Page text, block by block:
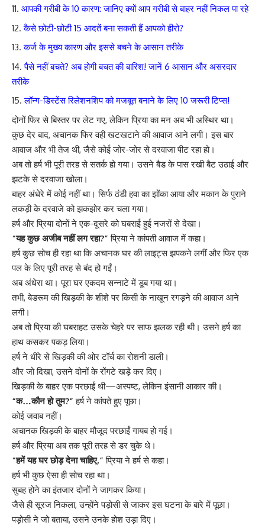
आपकी गरीबी के 10 कारण: जानिए क्यों आप गरीबी से बाहर नहीं निकल पा रहे
कैसे छोटी-छोटी 15 आदतें बना सकती हैं आपको हीरो?
कर्ज के मुख्य कारण और इससे बचने के आसान तरीके
पैसे नहीं बचते? अब होगी बचत की बारिश! जानें 6 आसान और असरदार
तरीके
लॉन्ग-डिस्टेंस रिलेशनशिप को मजबूत बनाने के लिए 10 जरूरी टिप्स!
दोनों फिर से बिस्तर पर लेट गए, लेकिन प्रिया का मन अब भी अस्थिर था।
कुछ देर बाद, अचानक फिर वही खटखटाने की आवाज आने लगी। इस बार
आवाज और भी तेज थी, जैसे कोई जोर-जोर से दरवाजा पीट रहा हो।
अब तो हर्ष भी पूरी तरह से सतर्क हो गया। उसने बैड के पास रखी बैट उठाई और
झटके से दरवाजा खोला।
बाहर अंधेरे में कोई नहीं था। सिर्फ ठंडी हवा का झोंका आया और मकान के पुराने
लकड़ी के दरवाजे को झकझोर कर चला गया।
हर्ष और प्रिया दोनों ने एक-दूसरे को घबराई हुई नजरों से देखा।
“यह कुछ अजीब नहीं लग रहा?” प्रिया ने कांपती आवाज में कहा।
हर्ष कुछ सोच ही रहा था कि अचानक घर की लाइट्स झपकने लगीं और फिर एक
पल के लिए पूरी तरह से बंद हो गईं।
अब अंधेरा था। पूरा घर एकदम सन्नाटे में डूब गया था।
तभी, बेडरूम की खिड़की के शीशे पर किसी के नाखून रगड़ने की आवाज आने
लगी।
अब तो प्रिया की घबराहट उसके चेहरे पर साफ झलक रही थी। उसने हर्ष का
हाथ कसकर पकड़ लिया।
हर्ष ने धीरे से खिड़की की ओर टॉर्च का रोशनी डाली।
और जो दिखा, उसने दोनों के रोंगटे खड़े कर दिए।
खिड़की के बाहर एक परछाईं थी—अस्पष्ट, लेकिन इंसानी आकार की।
“क…कौन हो तुम?” हर्ष ने कांपते हुए पूछा।
कोई जवाब नहीं।
अचानक खिड़की के बाहर मौजूद परछाईं गायब हो गई।
हर्ष और प्रिया अब तक पूरी तरह से डर चुके थे।
“हमें यह घर छोड़ देना चाहिए,” प्रिया ने हर्ष से कहा।
हर्ष भी कुछ ऐसा ही सोच रहा था।
सुबह होने का इंतजार दोनों ने जागकर किया।
जैसे ही सूरज निकला, उन्होंने पड़ोसी से जाकर इस घटना के बारे में पूछा।
पड़ोसी ने जो बताया, उसने उनके होश उड़ा दिए।